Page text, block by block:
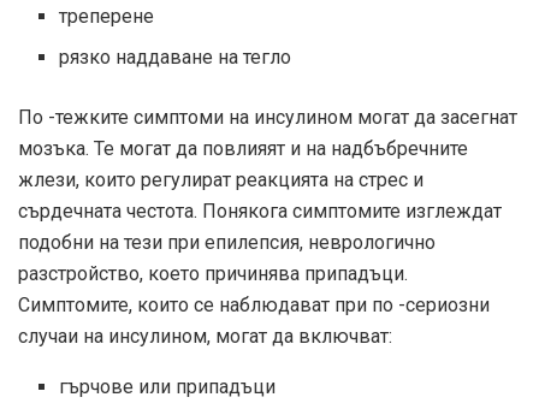
треперене
рязко наддаване на тегло
По -тежките симптоми на инсулином могат да засегнат
мозъка. Те могат да повлияят и на надбъбречните
жлези, които регулират реакцията на стрес и
сърдечната честота. Понякога симптомите изглеждат
подобни на тези при епилепсия, неврологично
разстройство, което причинява припадъци.
Симптомите, които се наблюдават при по -сериозни
случаи на инсулином, могат да включват:
гърчове или припадъци